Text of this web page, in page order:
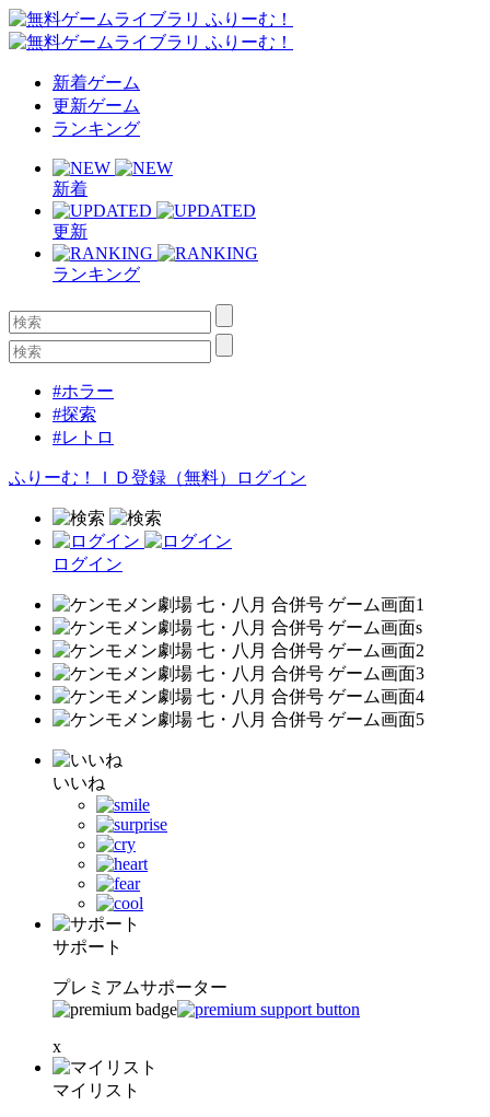
新着ゲーム
更新ゲーム
ランキング
新着
更新
ランキング
#ホラー
#探索
#レトロ
ふりーむ！ＩＤ登録（無料） ログイン
ログイン
いいね
サポート
プレミアムサポーター
x
マイリスト